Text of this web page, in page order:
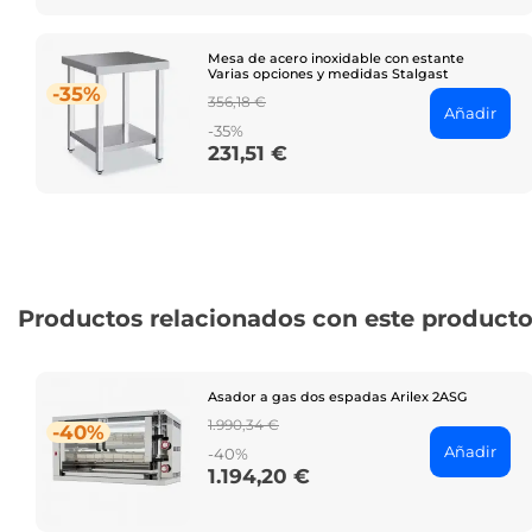
-35%
Mesa de acero inoxidable con estante
Varias opciones y medidas Stalgast
Regular
price
356,18 €
-35%
Price
231,51 €
Añadir
Productos relacionados con este producto
-40%
Asador a gas dos espadas Arilex 2ASG
Regular
price
1.990,34 €
-40%
Price
1.194,20 €
Añadir